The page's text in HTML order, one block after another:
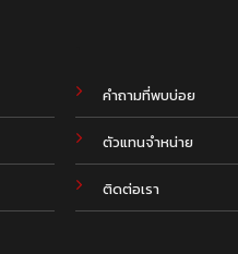
คำถามที่พบบ่อย
ตัวแทนจำหน่าย
ติดต่อเรา